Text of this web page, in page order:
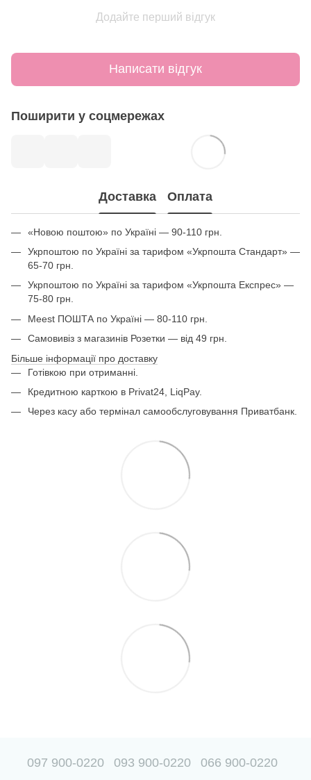
Додайте перший відгук
Написати відгук
Поширити у соцмережах
Доставка Оплата
«Новою поштою» по Україні — 90-110 грн.
Укрпоштою по Україні за тарифом «Укрпошта Стандарт» —
65-70 грн.
Укрпоштою по Україні за тарифом «Укрпошта Експрес» —
75-80 грн.
Meest ПОШТА по Україні — 80-110 грн.
Самовивіз з магазинів Розетки — від 49 грн.
Більше інформації про доставку
Готівкою при отриманні.
Кредитною карткою в Privat24, LiqPay.
Через касу або термінал самообслуговування Приватбанк.
097 900-0220 093 900-0220 066 900-0220